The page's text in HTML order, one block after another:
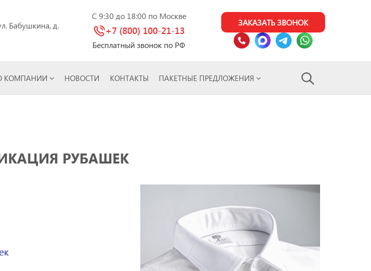
Бабушкина, д.
C 9:30 до 18:00 по Москве
+7 (800) 100-21-13
Бесплатный звонок по РФ
ЗАКАЗАТЬ ЗВОНОК
КОМПАНИИ НОВОСТИ КОНТАКТЫ ПАКЕТНЫЕ ПРЕДЛОЖЕНИЯ
РУБАШЕК